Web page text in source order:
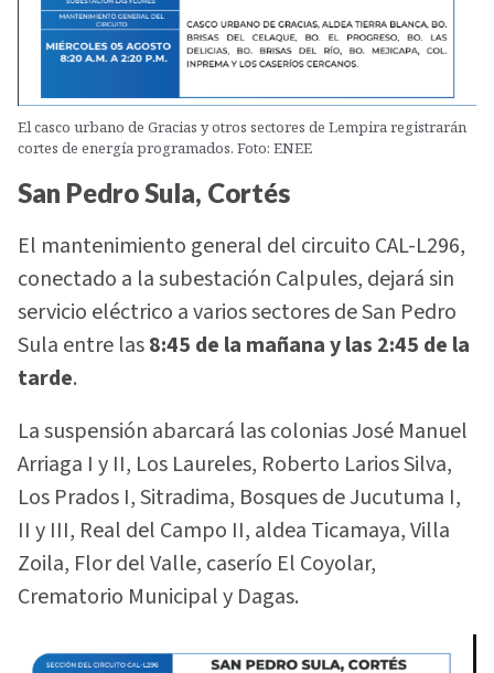
El casco urbano de Gracias y otros sectores de Lempira registrarán
cortes de energía programados. Foto: ENEE
San Pedro Sula, Cortés
El mantenimiento general del circuito CAL-L296,
conectado a la subestación Calpules, dejará sin
servicio eléctrico a varios sectores de San Pedro
Sula entre las8:45 de la mañana y las 2:45 de la
tarde.
La suspensión abarcará las colonias José Manuel
Arriaga I y II, Los Laureles, Roberto Larios Silva,
Los Prados I, Sitradima, Bosques de Jucutuma I,
II y III, Real del Campo II, aldea Ticamaya, Villa
Zoila, Flor del Valle, caserío El Coyolar,
Crematorio Municipal y Dagas.